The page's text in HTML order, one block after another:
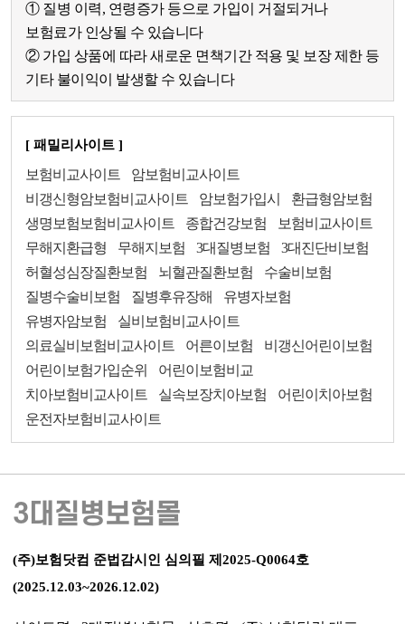
① 질병 이력, 연령증가 등으로 가입이 거절되거나
보험료가 인상될 수 있습니다
② 가입 상품에 따라 새로운 면책기간 적용 및 보장 제한 등
기타 불이익이 발생할 수 있습니다
[ 패밀리사이트 ]
보험비교사이트
암보험비교사이트
비갱신형암보험비교사이트
암보험가입시
환급형암보험
생명보험보험비교사이트
종합건강보험
보험비교사이트
무해지환급형
무해지보험 3대질병보험
3대진단비보험
허혈성심장질환보험
뇌혈관질환보험
수술비보험
질병수술비보험
질병후유장해
유병자보험
유병자암보험
실비보험비교사이트
의료실비보험비교사이트
어른이보험
비갱신어린이보험
어린이보험가입순위
어린이보험비교
치아보험비교사이트
실속보장치아보험
어린이치아보험
운전자보험비교사이트
3대질병보험몰
(주)보험닷컴 준법감시인 심의필 제2025-Q0064호
(2025.12.03~2026.12.02)